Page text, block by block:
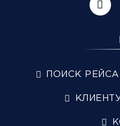
ПОИСК РЕЙСА